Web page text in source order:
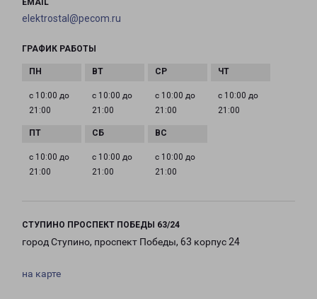
EMAIL
elektrostal@pecom.ru
ГРАФИК РАБОТЫ
с 10:00 до
21:00
с 10:00 до
21:00
с 10:00 до
21:00
с 10:00 до
21:00
с 10:00 до
21:00
с 10:00 до
21:00
с 10:00 до
21:00
СТУПИНО ПРОСПЕКТ ПОБЕДЫ 63/24
город Ступино, проспект Победы, 63 корпус 24
на карте